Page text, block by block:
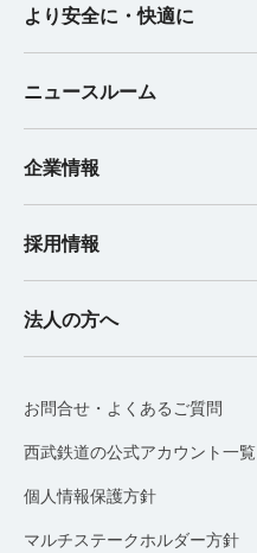
より安全に・快適に
ニュースルーム
企業情報
採用情報
法人の方へ
お問合せ・よくあるご質問
西武鉄道の公式アカウント一覧
個人情報保護方針
マルチステークホルダー方針